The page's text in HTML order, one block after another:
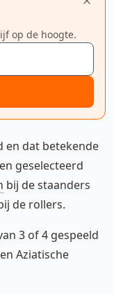
op de hoogte.
en dat betekende
geselecteerd
bij de staanders
de rollers.
3 of 4 gespeeld
Aziatische